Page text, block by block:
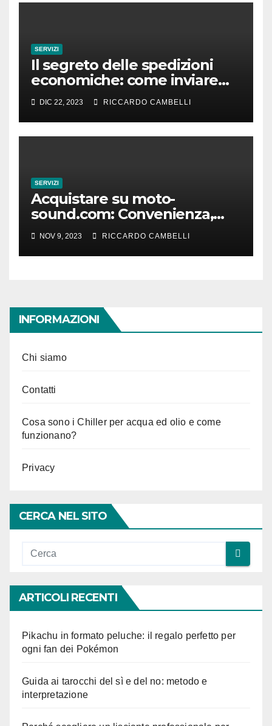
SERVIZI
Il segreto delle spedizioni
economiche: come inviare
pacchi risparmiando
DIC 22, 2023 RICCARDO CAMBELLI
SERVIZI
Acquistare su moto-
sound.com: Convenienza,
scelta e sicurezza a portata di
mano
NOV 9, 2023 RICCARDO CAMBELLI
INFORMAZIONI
Chi siamo
Contatti
Cosa sono i Chiller per acqua ed olio e come
funzionano?
Privacy
CERCA NEL SITO
ARTICOLI RECENTI
Pikachu in formato peluche: il regalo perfetto per
ogni fan dei Pokémon
Guida ai tarocchi del sì e del no: metodo e
interpretazione